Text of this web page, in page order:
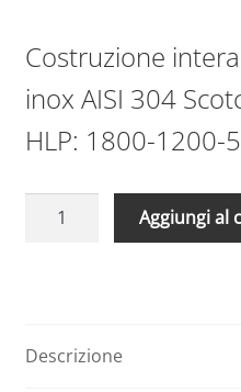
Costruzione
inox AISI 304
HLP: 1800-1200-
Scaffale
x
Aggiungi al
Descrizione